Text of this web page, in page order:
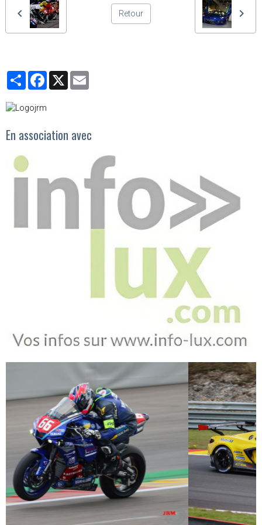
Retour
PartagerFacebook
X
En association avec